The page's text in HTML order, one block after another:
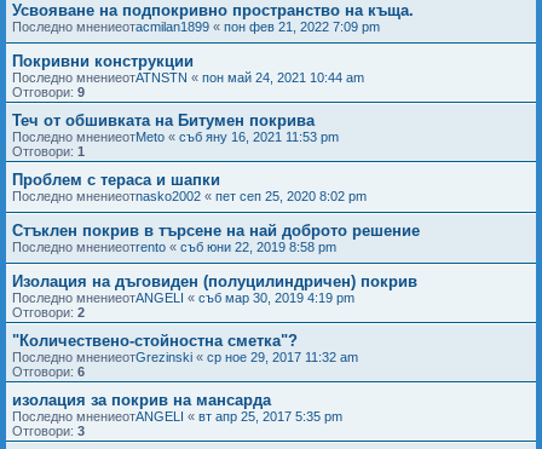
Усвояване на подпокривно пространство на къща.
Последно мнениеотacmilan1899 « пон фев 21, 2022 7:09 pm
Покривни конструкции
Последно мнениеотATNSTN « пон май 24, 2021 10:44 am
Отговори: 9
Теч от обшивката на Битумен покрива
Последно мнениеотMeto « съб яну 16, 2021 11:53 pm
Отговори: 1
Проблем с тераса и шапки
Последно мнениеотnasko2002 « пет сеп 25, 2020 8:02 pm
Стъклен покрив в търсене на най доброто решение
Последно мнениеотrento « съб юни 22, 2019 8:58 pm
Изолация на дъговиден (полуцилиндричен) покрив
Последно мнениеотANGELI « съб мар 30, 2019 4:19 pm
Отговори: 2
"Количествено-стойностна сметка"?
Последно мнениеотGrezinski « ср ное 29, 2017 11:32 am
Отговори: 6
изолация за покрив на мансарда
Последно мнениеотANGELI « вт апр 25, 2017 5:35 pm
Отговори: 3